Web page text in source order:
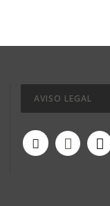
AVISO LEGAL